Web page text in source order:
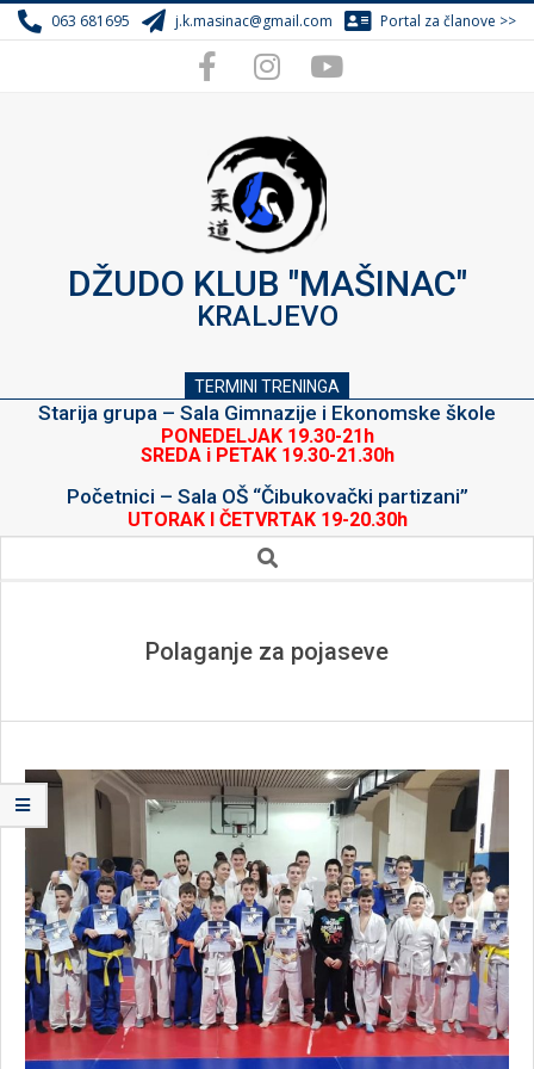
Skip
to
063 681695 j.k.masinac@gmail.com Portal za članove >>
DŽUDO KLUB "MAŠINAC"
KRALJEVO
TERMINI TRENINGA
Starija grupa – Sala Gimnazije i Ekonomske škole
PONEDELJAK 19.30-21h
SREDA i PETAK 19.30-21.30h
Početnici – Sala OŠ “Čibukovački partizani”
UTORAK I ČETVRTAK 19-20.30h
Search
Polaganje za pojaseve